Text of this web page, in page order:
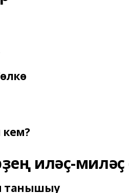
иләҫ-миләҫ
танышыу